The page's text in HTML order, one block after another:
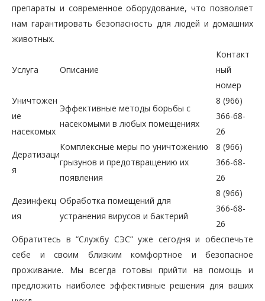
препараты и современное оборудование, что позволяет
нам гарантировать безопасность для людей и домашних
животных.
Услуга Описание
Контакт
ный
номер
Уничтожен
ие
насекомых
Эффективные методы борьбы с
насекомыми в любых помещениях
8 (966)
366-68-
26
Дератизаци
я
Комплексные меры по уничтожению
грызунов и предотвращению их
появления
8 (966)
366-68-
26
Дезинфекц
ия
Обработка помещений для
устранения вирусов и бактерий
8 (966)
366-68-
26
Обратитесь в “Службу СЭС” уже сегодня и обеспечьте
себе и своим близким комфортное и безопасное
проживание. Мы всегда готовы прийти на помощь и
предложить наиболее эффективные решения для ваших